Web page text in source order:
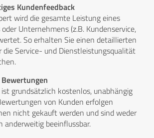
Kundenfeedback
wird die gesamte Leistung eines
Unternehmens (z.B. Kundenservice,
So erhalten Sie einen detaillierten
die Service- und Dienstleistungsqualität
grundsätzlich kostenlos, unabhängig
von Kunden erfolgen
nicht gekauft werden und sind weder
anderweitig beeinflussbar.